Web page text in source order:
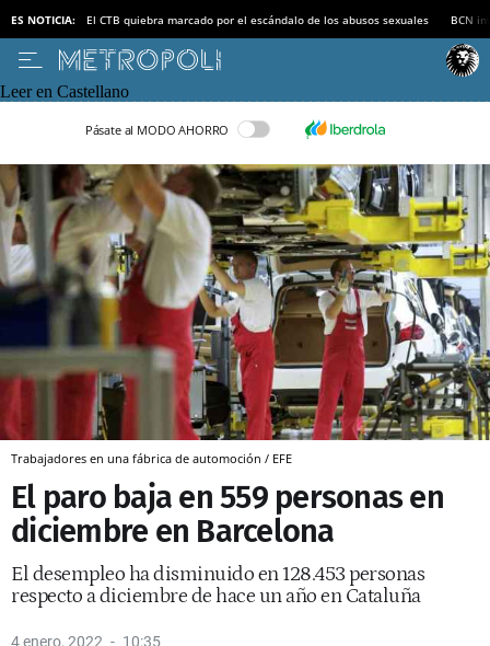
ES NOTICIA: El CTB quiebra marcado por el escándalo de los abusos sexuales BCN
Leer en Castellano
Pásate al MODO AHORRO
Trabajadores en una fábrica de automoción / EFE
El paro baja en 559 personas en
diciembre en Barcelona
El desempleo ha disminuido en 128.453 personas
respecto a diciembre de hace un año en Cataluña
4 enero, 2022 10:35